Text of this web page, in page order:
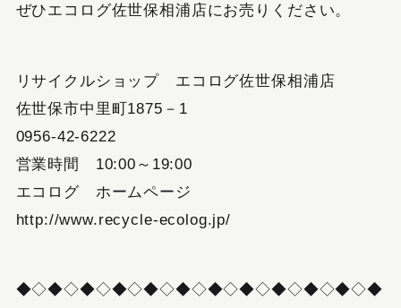
ぜひエコログ佐世保相浦店にお売りください。
リサイクルショップ エコログ佐世保相浦店
佐世保市中里町1875－1
0956-42-6222
営業時間 10:00～19:00
エコログ ホームページ
http://www.recycle-ecolog.jp/
◆◇◆◇◆◇◆◇◆◇◆◇◆◇◆◇◆◇◆◇◆◇◆